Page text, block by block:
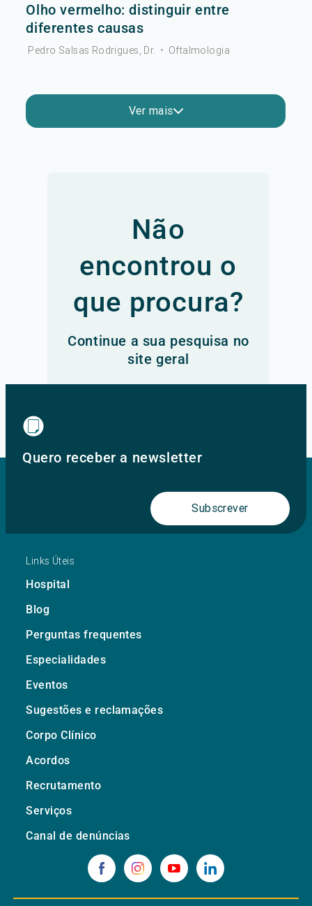
Olho vermelho: distinguir entre
diferentes causas
Pedro Salsas Rodrigues, Dr. • Oftalmologia
Ver mais
Não
encontrou o
que procura?
Continue a sua pesquisa no
site geral
Quero receber a newsletter
Subscrever
Links Úteis
Hospital
Blog
Perguntas frequentes
Especialidades
Eventos
Sugestões e reclamações
Corpo Clínico
Acordos
Recrutamento
Serviços
Canal de denúncias